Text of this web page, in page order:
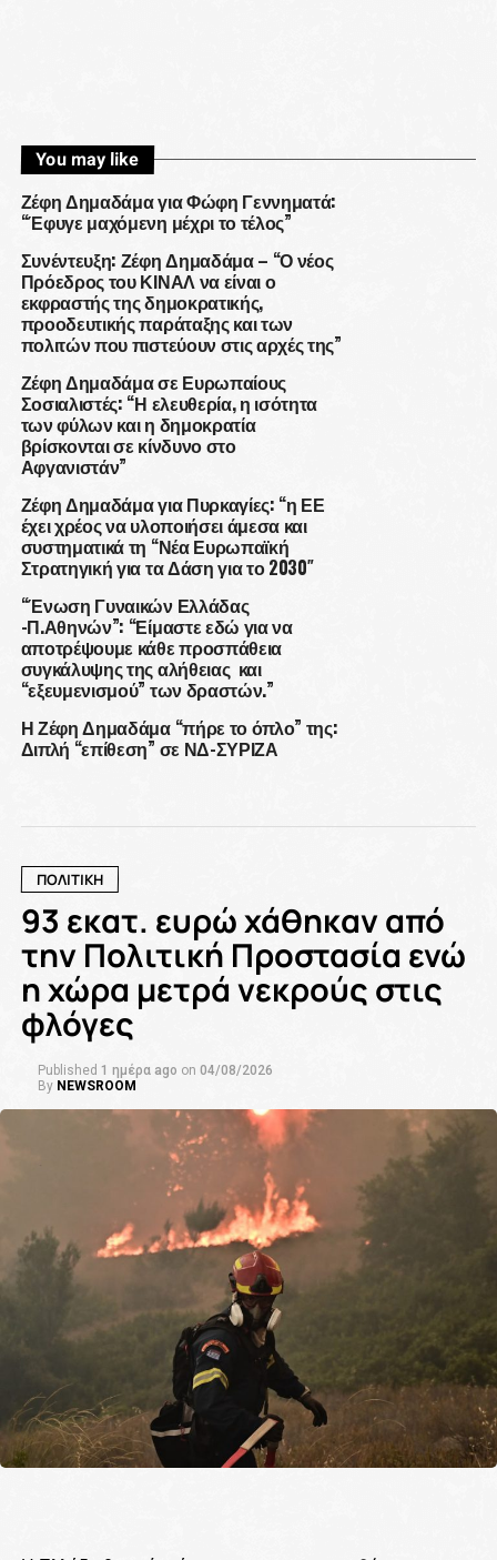
You may like
Ζέφη Δημαδάμα για Φώφη Γεννηματά:
“Έφυγε μαχόμενη μέχρι το τέλος”
Συνέντευξη: Ζέφη Δημαδάμα – “Ο νέος
Πρόεδρος του ΚΙΝΑΛ να είναι ο
εκφραστής της δημοκρατικής,
προοδευτικής παράταξης και των
πολιτών που πιστεύουν στις αρχές της”
Ζέφη Δημαδάμα σε Ευρωπαίους
Σοσιαλιστές: “Η ελευθερία, η ισότητα
των φύλων και η δημοκρατία
βρίσκονται σε κίνδυνο στο
Αφγανιστάν”
Ζέφη Δημαδάμα για Πυρκαγίες: “η ΕΕ
έχει χρέος να υλοποιήσει άμεσα και
συστηματικά τη “Νέα Ευρωπαϊκή
Στρατηγική για τα Δάση για το 2030″
“Ένωση Γυναικών Ελλάδας
-Π.Αθηνών”: “Είμαστε εδώ για να
αποτρέψουμε κάθε προσπάθεια
συγκάλυψης της αλήθειας και
“εξευμενισμού” των δραστών.”
Η Ζέφη Δημαδάμα “πήρε το όπλο” της:
Διπλή “επίθεση” σε ΝΔ-ΣΥΡΙΖΑ
ΠΟΛΙΤΙΚΗ
93 εκατ. ευρώ χάθηκαν από
την Πολιτική Προστασία ενώ
η χώρα μετρά νεκρούς στις
φλόγες
Published 1 ημέρα ago on 04/08/2026
By NEWSROOM